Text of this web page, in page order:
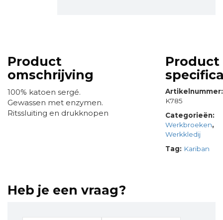
Product
omschrijving
100% katoen sergé.
Gewassen met enzymen.
Ritssluiting en drukknopen
Product
Artikelnummer:
K785
Categorieën:
Werkbroeken,
Werkkledij
Tag: Kariban
Heb je een vraag?